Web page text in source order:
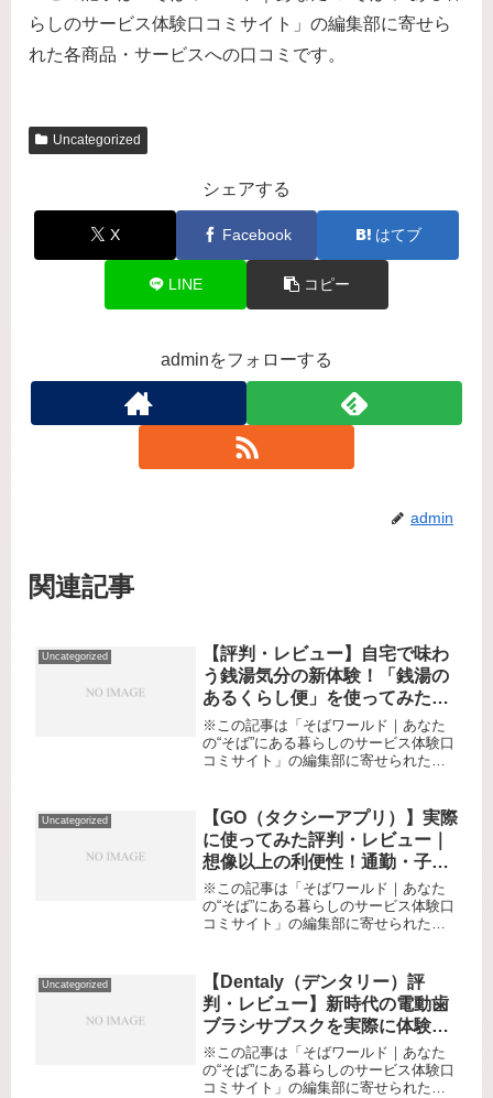
らしのサービス体験口コミサイト」の編集部に寄せら
れた各商品・サービスへの口コミです。
Uncategorized
シェアする
X Facebook はてブ
LINE コピー
adminをフォローする
admin
関連記事
Uncategorized
【評判・レビュー】自宅で味わ
う銭湯気分の新体験！「銭湯の
あるくらし便」を使ってみた本
音口コミ
※この記事は「そばワールド｜あなた
の“そば”にある暮らしのサービス体験口
コミサイト」の編集部に寄せられた各
に行く時間も気力もない。」そんな悩
める現代人に、“自宅で手軽に味わ...
Uncategorized
【GO（タクシーアプリ）】実際
に使ってみた評判・レビュー｜
想像以上の利便性！通勤・子連
れ移動・深夜帰宅…色々なシー
ンで役立つ「新日常」の移動体
験
※この記事は「そばワールド｜あなた
の“そば”にある暮らしのサービス体験口
コミサイト」の編集部に寄せられた各
へ行くとき、スマートにタクシーを手
配できたら…」——こんな悩みを持...
Uncategorized
【Dentaly（デンタリー）評
判・レビュー】新時代の電動歯
ブラシサブスクを実際に体験し
てみた本音口コミ
※この記事は「そばワールド｜あなた
の“そば”にある暮らしのサービス体験口
コミサイト」の編集部に寄せられた各